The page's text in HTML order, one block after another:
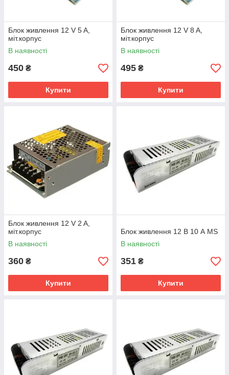
Блок живлення 12 V 5 A,
міт.корпус
В наявності
450 ₴
Купити
Блок живлення 12 V 8 A,
міт.корпус
В наявності
495 ₴
Купити
Блок живлення 12 V 2 A,
міт.корпус
В наявності
360 ₴
Купити
Блок живлення 12 В 10 А MS
В наявності
351 ₴
Купити